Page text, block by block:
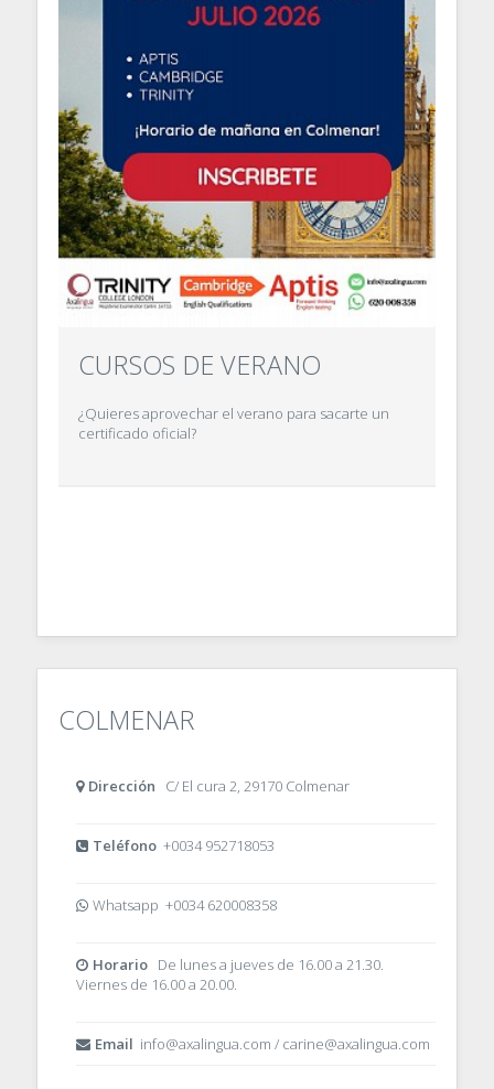
CURSOS DE VERANO
¿Quieres aprovechar el verano para sacarte un
certificado oficial?
COLMENAR
Dirección C/ El cura 2, 29170 Colmenar
Teléfono+0034 952718053
Whatsapp +0034 620008358
HorarioDe lunes a jueves de 16.00 a 21.30.
Viernes de 16.00 a 20.00.
Email info@axalingua.com / carine@axalingua.com